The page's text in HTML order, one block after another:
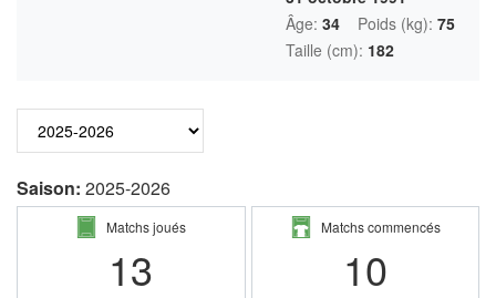
Âge: 34 Poids (kg): 75
Taille (cm): 182
Saison: 2025-2026
Matchs joués
13
Matchs commencés
10